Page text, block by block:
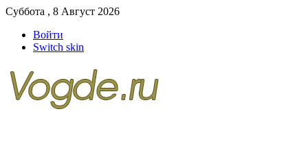
Суббота , 8 Август 2026
Войти
Switch skin